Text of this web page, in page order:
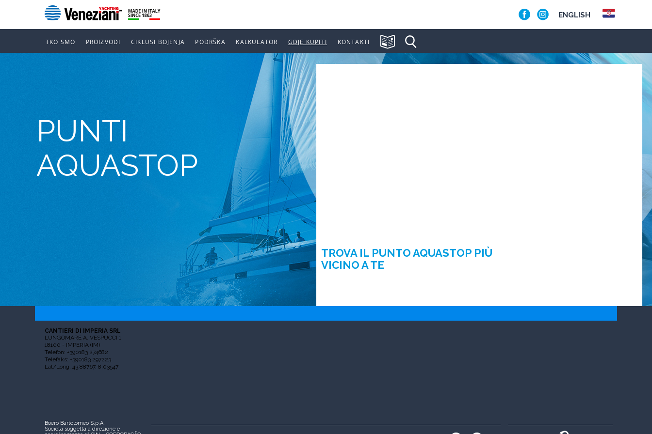
ENGLISH
TKO SMO PROIZVODI CIKLUSI BOJENJA PODRŠKA KALKULATOR GDJE KUPITI KONTAKTI
PUNTI
AQUASTOP
TROVA IL PUNTO AQUASTOP PIÙ
VICINO A TE
CANTIERI DI IMPERIA SRL
LUNGOMARE A. VESPUCCI 1
18100 - IMPERIA (IM)
Telefon: +390183 274682
Telefaks: +390183 297223
Lat/Long: 43.88767, 8.03547
Boero Bartolomeo S.p.A.
Società soggetta a direzione e